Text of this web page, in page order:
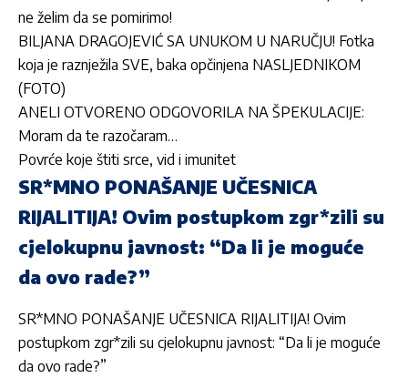
ne želim da se pomirimo!
BILJANA DRAGOJEVIĆ SA UNUKOM U NARUČJU! Fotka
koja je raznježila SVE, baka opčinjena NASLJEDNIKOM
(FOTO)
ANELI OTVORENO ODGOVORILA NA ŠPEKULACIJE:
Moram da te razočaram…
Povrće koje štiti srce, vid i imunitet
SR*MNO PONAŠANJE UČESNICA
RIJALITIJA! Ovim postupkom zgr*zili su
cjelokupnu javnost: “Da li je moguće
da ovo rade?”
SR*MNO PONAŠANJE UČESNICA RIJALITIJA! Ovim
postupkom zgr*zili su cjelokupnu javnost: “Da li je moguće
da ovo rade?”